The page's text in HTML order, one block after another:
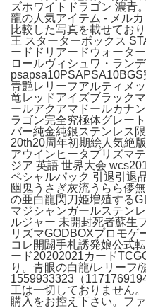
ズホワイトドラゴン 濃青
龍の人気アイテム - メル
比較した写真を載せてお
王 スターターボックス
ードドリアードウォータ
ロールヴィシュワ・ラン
青艶レリーフアルティメ
竜レッドアイズブラック
ールアクアマドールカナ
ラゴン完全究極体グレー
バー純金純銀ステンレス
20th20周年初期絵人気絶
アウインヒータプリズマ
ジア 英語 世界大会
ペシャルパック 引退引退
幽鬼うさぎ灰流うらら儚
の亜白龍閃刀姫増殖する
マジシャンガールステン
ルジャー 未開封死者蘇生
リズマGODBOXプロモゲ
コレ開闢手札誘発娘公式
ード20202021カード
り。青眼の白龍/レリーフ/
1559933323（
工は一切しておりません
購入をお控え下さい。フ